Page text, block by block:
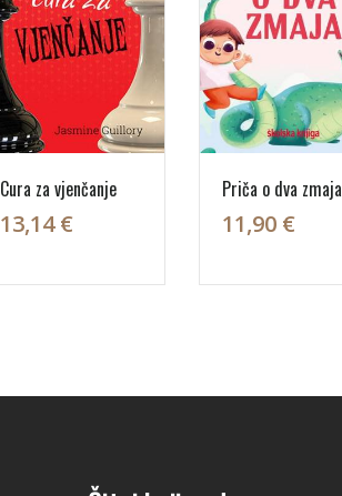
Cura za vjenčanje
13,14 €
Priča o dva zmaja
11,90 €